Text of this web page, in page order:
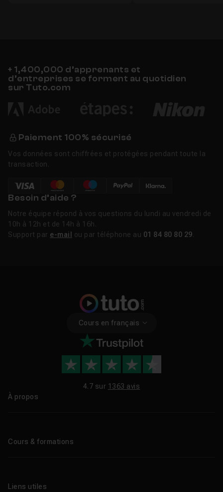
+ 1,400,000 d’apprenants et
d’entreprises se forment au quotidien
sur Tuto.com
Paiement 100% sécurisé
Vos données sont chiffrées et protégées pendant toute la
transaction.
Besoin d’aide ?
Notre équipe répond à vos questions du lundi au vendredi de
10h à 12h et de 14h à 16h.
Support par e-mail ou par téléphone au 01 84 80 80 29
Cours en français
4.7 sur 1363 avis
À propos
Cours & formations
Liens utiles